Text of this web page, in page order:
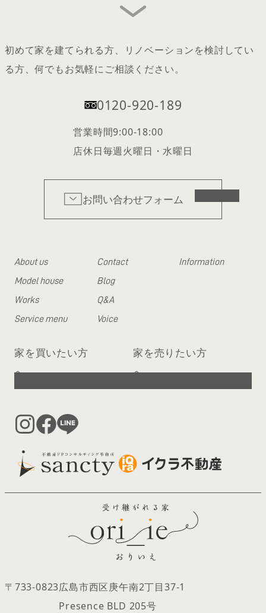
初めて家を建てられる方、リノベーションを検討してい
る方、何でもお気軽にご相談ください。
0120-920-189
営業時間9:00-18:00
店休日毎週火曜日・水曜日
お問い合わせフォーム
〒733-0823広島市西区庚午南2丁目37‐1
Presence BLD 205号
About us
Model house
Works
Service menu
Contact
Blog
Q&A
Voice
Information
家を買いたい方
へ
家を売りたい方
へ